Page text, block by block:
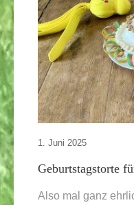
1. Juni 2025
Geburtstagstorte
Also mal ganz